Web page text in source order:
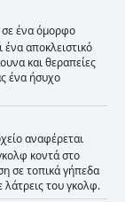
έχει σχεδόν
ιστορικά δωμάτια
παλιάς γοητείας.
Το σπα
με τον χώρο της
Das Schloss
ένα ιδανικό
βρίσκονται σε
τη διαμονή τους
και
σε ένα όμορφο
αποκλειστικό
και θεραπείες
ένα ήσυχο
αναφέρεται
κοντά στο
σε τοπικά γήπεδα
του γκολφ.